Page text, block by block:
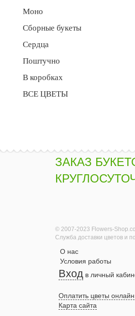
Моно
Сборные букеты
Сердца
Поштучно
В коробках
ВСЕ ЦВЕТЫ
ЗАКАЗ
© 2007-2023 Flowers-
Служба доставки цветов и
О нас
Условия работы
Вход в личный
Оплатить цветы онлайн
Карта сайта